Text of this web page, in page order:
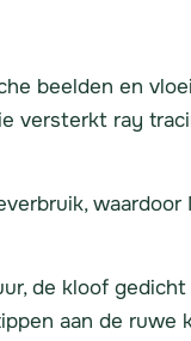
beelden en
versterkt ray
de kloof
aan de ruwe